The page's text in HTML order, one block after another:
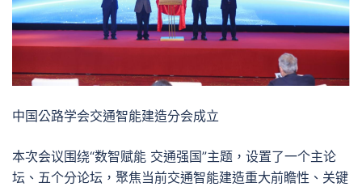
中国公路学会交通智能建造分会成立
本次会议围绕“数智赋能 交通强国”主题，设置了一个主论
坛、五个分论坛，聚焦当前交通智能建造重大前瞻性、关键